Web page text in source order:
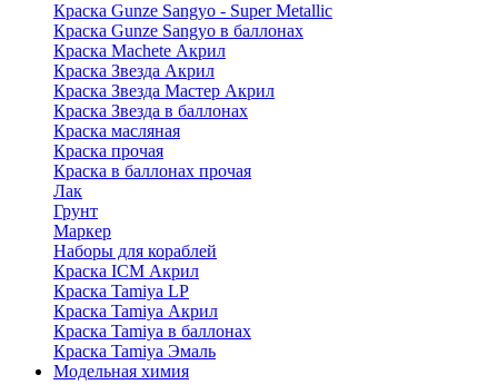
Краска Gunze Sangyo - Super Metallic
Краска Gunze Sangyo в баллонах
Краска Machete Акрил
Краска Звезда Акрил
Краска Звезда Мастер Акрил
Краска Звезда в баллонах
Краска масляная
Краска прочая
Краска в баллонах прочая
Лак
Грунт
Маркер
Наборы для кораблей
Краска ICM Акрил
Краска Tamiya LP
Краска Tamiya Акрил
Краска Tamiya в баллонах
Краска Tamiya Эмаль
Модельная химия